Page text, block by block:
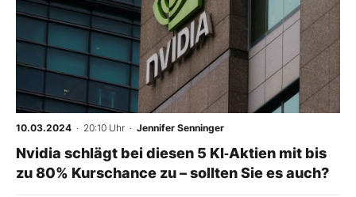
10.03.2024 · 20:10 Uhr · Jennifer Senninger
Nvidia schlägt bei diesen 5 KI‑Aktien mit bis
zu 80% Kurschance zu – sollten Sie es auch?